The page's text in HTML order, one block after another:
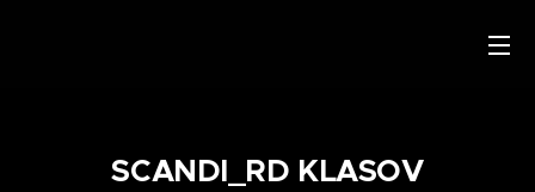
SCANDI_RD KLASOV